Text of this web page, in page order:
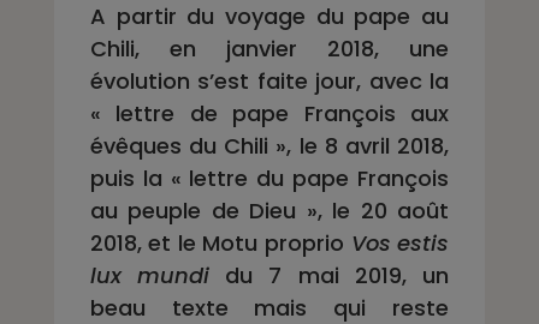
A partir du voyage du pape au
Chili, en janvier 2018, une
évolution s’est faite jour, avec la
« lettre de pape François aux
évêques du Chili », le 8 avril 2018,
puis la « lettre du pape François
au peuple de Dieu », le 20 août
2018, et le Motu proprio Vos estis
lux mundi du 7 mai 2019, un
beau texte mais qui reste